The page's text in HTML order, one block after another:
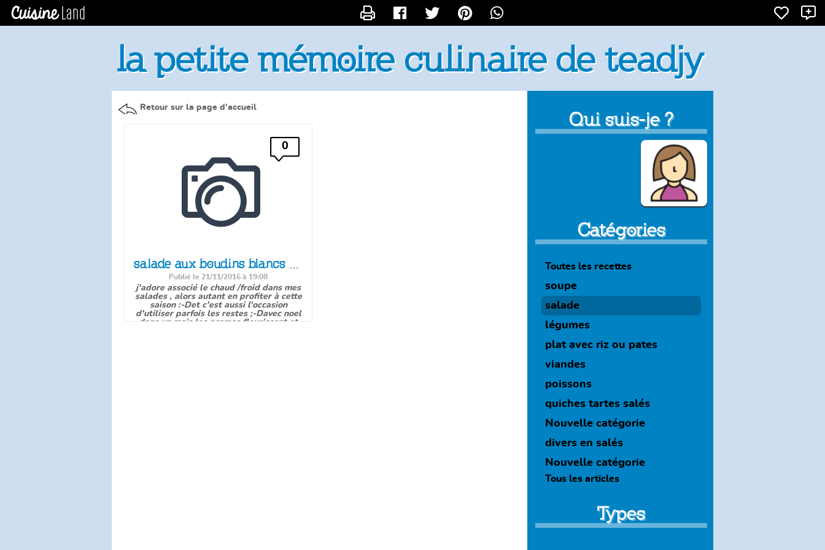
la petite mémoire culinaire de teadjy
Qui suis-je ?
Catégories
Toutes les recettes
soupe
salade
légumes
plat avec riz ou pates
viandes
poissons
quiches tartes salés
Nouvelle catégorie
divers en salés
Nouvelle catégorie
Tous les articles
Types
Retour sur la page d'accueil
Publié le 21/11/2016 à 19:08
0
j'adore associé le chaud /froid dans mes
salades , alors autant en profiter à cette
saison :-Det c'est aussi l'occasion
d'utiliser parfois les restes ;-Davec noel
dans un mois les promos fleurissent et
X
CONTACTER TEADJY